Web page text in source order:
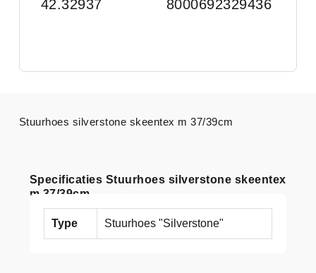
42.32937
8000692329436
Specificaties Stuurhoes silverstone skeentex
m 37/39cm
Type Stuurhoes "Silverstone"
Stuurhoes silverstone skeentex m 37/39cm